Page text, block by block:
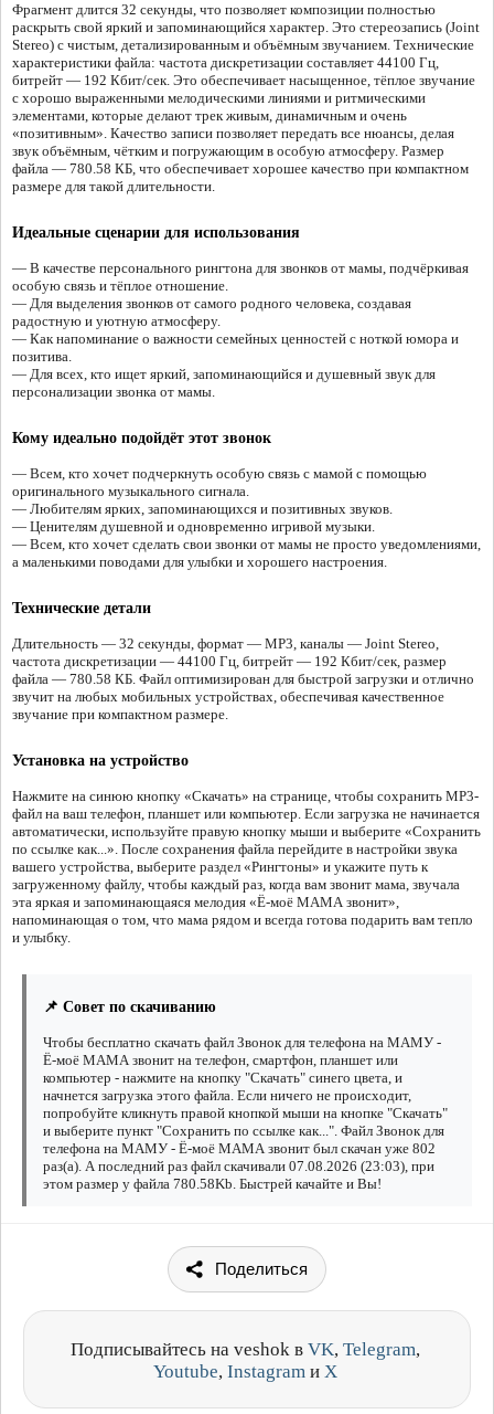
Фрагмент длится 32 секунды, что позволяет композиции полностью
раскрыть свой яркий и запоминающийся характер. Это стереозапись (Joint
Stereo) с чистым, детализированным и объёмным звучанием. Технические
характеристики файла: частота дискретизации составляет 44100 Гц,
битрейт — 192 Кбит/сек. Это обеспечивает насыщенное, тёплое звучание
с хорошо выраженными мелодическими линиями и ритмическими
элементами, которые делают трек живым, динамичным и очень
«позитивным». Качество записи позволяет передать все нюансы, делая
звук объёмным, чётким и погружающим в особую атмосферу. Размер
файла — 780.58 КБ, что обеспечивает хорошее качество при компактном
размере для такой длительности.
Идеальные сценарии для использования
— В качестве персонального рингтона для звонков от мамы, подчёркивая
особую связь и тёплое отношение.
— Для выделения звонков от самого родного человека, создавая
радостную и уютную атмосферу.
— Как напоминание о важности семейных ценностей с ноткой юмора и
позитива.
— Для всех, кто ищет яркий, запоминающийся и душевный звук для
персонализации звонка от мамы.
Кому идеально подойдёт этот звонок
— Всем, кто хочет подчеркнуть особую связь с мамой с помощью
оригинального музыкального сигнала.
— Любителям ярких, запоминающихся и позитивных звуков.
— Ценителям душевной и одновременно игривой музыки.
— Всем, кто хочет сделать свои звонки от мамы не просто уведомлениями,
а маленькими поводами для улыбки и хорошего настроения.
Технические детали
Длительность — 32 секунды, формат — MP3, каналы — Joint Stereo,
частота дискретизации — 44100 Гц, битрейт — 192 Кбит/сек, размер
файла — 780.58 КБ. Файл оптимизирован для быстрой загрузки и отлично
звучит на любых мобильных устройствах, обеспечивая качественное
звучание при компактном размере.
Установка на устройство
Нажмите на синюю кнопку «Скачать» на странице, чтобы сохранить MP3-
файл на ваш телефон, планшет или компьютер. Если загрузка не начинается
автоматически, используйте правую кнопку мыши и выберите «Сохранить
по ссылке как...». После сохранения файла перейдите в настройки звука
вашего устройства, выберите раздел «Рингтоны» и укажите путь к
загруженному файлу, чтобы каждый раз, когда вам звонит мама, звучала
эта яркая и запоминающаяся мелодия «Ё-моё МАМА звонит»,
напоминающая о том, что мама рядом и всегда готова подарить вам тепло
и улыбку.
📌 Совет по скачиванию
Чтобы бесплатно скачать файл Звонок для телефона на МАМУ -
Ё-моё МАМА звонит на телефон, смартфон, планшет или
компьютер - нажмите на кнопку "Скачать" синего цвета, и
начнется загрузка этого файла. Если ничего не происходит,
попробуйте кликнуть правой кнопкой мыши на кнопке "Скачать"
и выберите пункт "Сохранить по ссылке как...". Файл Звонок для
телефона на МАМУ - Ё-моё МАМА звонит был скачан уже 802
раз(а). А последний раз файл скачивали 07.08.2026 (23:03), при
этом размер у файла 780.58Kb. Быстрей качайте и Вы!
Поделиться
Подписывайтесь на veshok в VK, Telegram,
Youtube, Instagram и X